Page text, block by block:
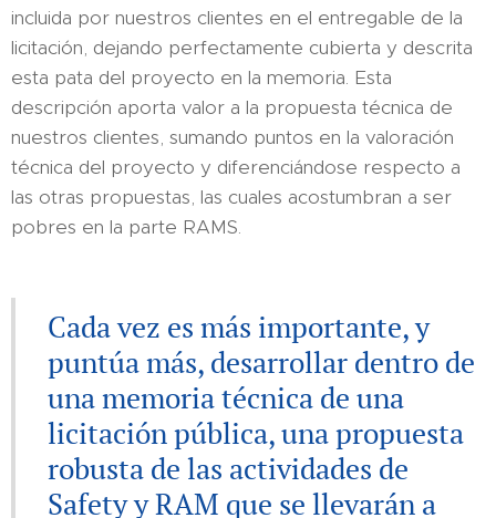
incluida por nuestros clientes en el entregable de la
licitación, dejando perfectamente cubierta y descrita
esta pata del proyecto en la memoria. Esta
descripción aporta valor a la propuesta técnica de
nuestros clientes, sumando puntos en la valoración
técnica del proyecto y diferenciándose respecto a
las otras propuestas, las cuales acostumbran a ser
pobres en la parte RAMS.
Cada vez es más importante, y
puntúa más, desarrollar dentro de
una memoria técnica de una
licitación pública, una propuesta
robusta de las actividades de
Safety y RAM que se llevarán a